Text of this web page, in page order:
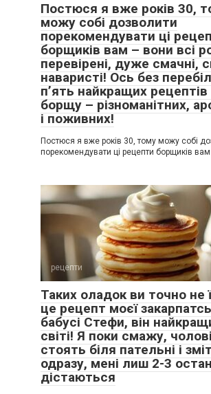
Постюся я вже років 30,
можу собі дозволити
порекомендувати ці
борщиків вам – вони всі
перевірені, дуже смачні,
наваристі! Ось без
п’ять найкращих рецептів
борщу – різноманітних,
і поживних!
Постюся я вже років 30, тому можу собі
порекомендувати ці рецепти борщиків вам
рецепти
Таких оладок ви точно не
це рецепт моєї
бабусі Стефи, він
світі! Я поки смажу,
стоять біля пательні і
одразу, мені лиш 2-3
дістаються